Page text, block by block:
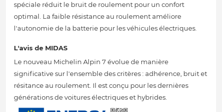
spéciale réduit le bruit de roulement pour un confort
optimal. La faible résistance au roulement améliore
l'autonomie de la batterie pour les véhicules électriques.
L'avis de MIDAS
Le nouveau Michelin Alpin 7 évolue de manière
significative sur l'ensemble des critères : adhérence, bruit et
résitance au roulement. Il est conçu pour les dernières
générations de voitures électriques et hybrides.